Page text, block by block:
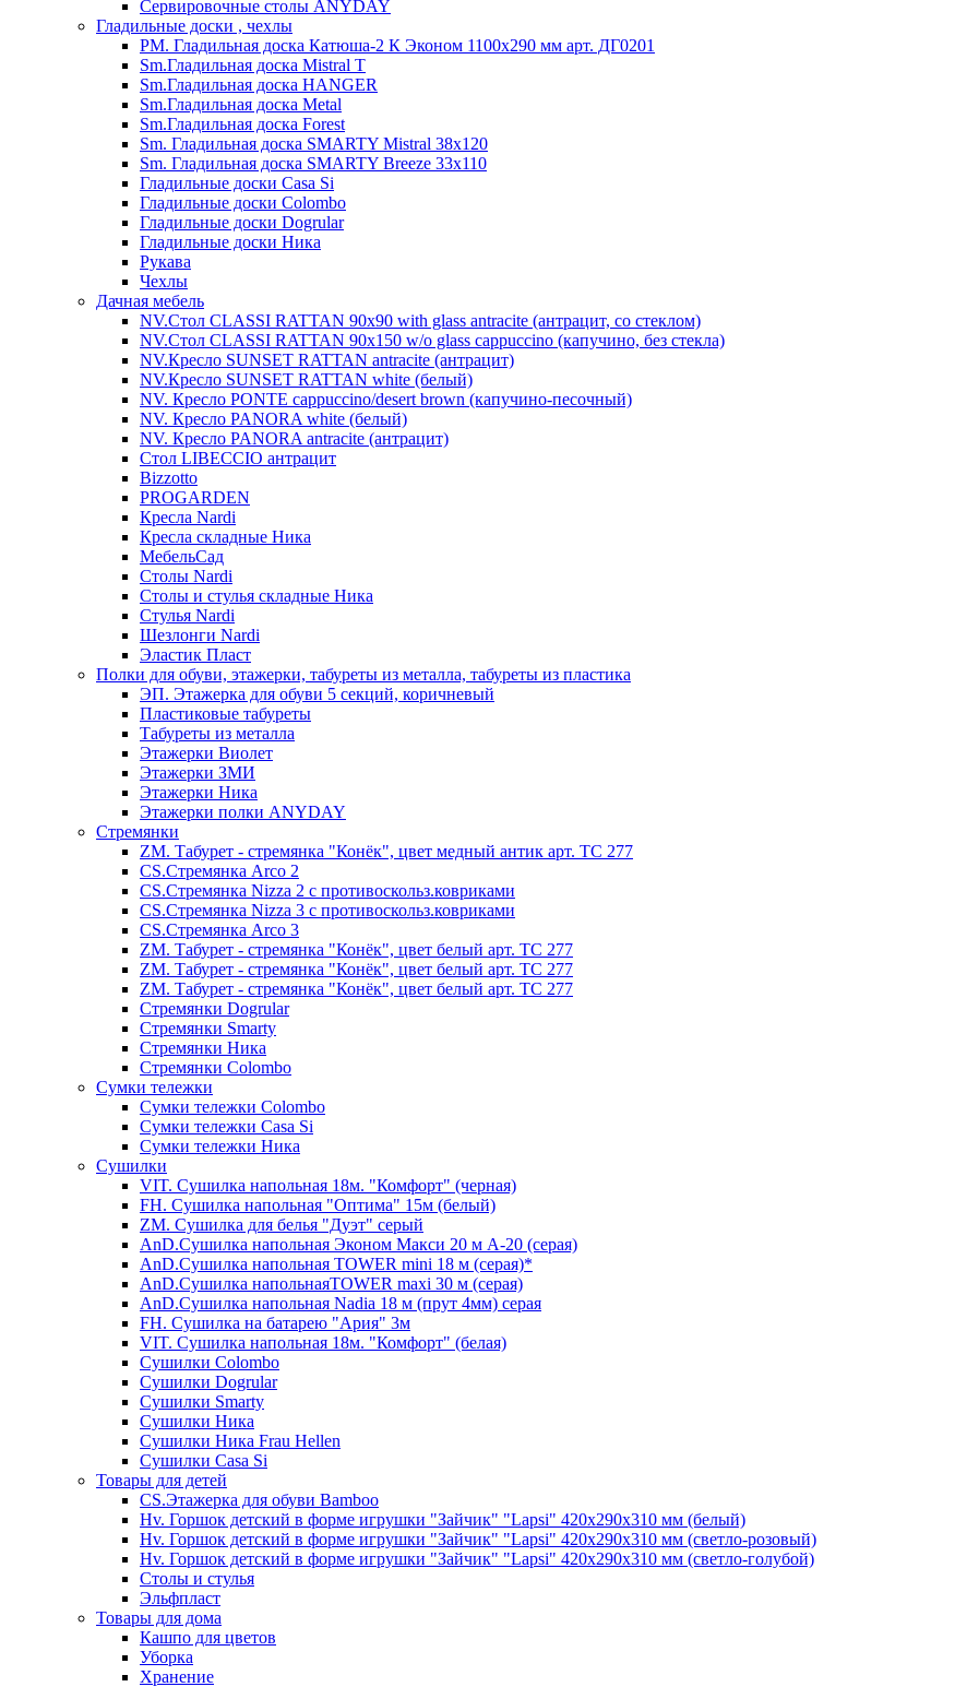
Сервировочные столы ANYDAY
Гладильные доски , чехлы
PM. Гладильная доска Катюша-2 К Эконом 1100х290 мм арт. ДГ0201
Sm.Гладильная доска Mistral T
Sm.Гладильная доска HANGER
Sm.Гладильная доска Metal
Sm.Гладильная доска Forest
Sm. Гладильная доска SMARTY Mistral 38x120
Sm. Гладильная доска SMARTY Breeze 33х110
Гладильные доски Casa Si
Гладильные доски Colombo
Гладильные доски Dogrular
Гладильные доски Ника
Рукава
Чехлы
Дачная мебель
NV.Стол CLASSI RATTAN 90х90 with glass antracite (антрацит, со стеклом)
NV.Стол CLASSI RATTAN 90х150 w/o glass cappuccino (капучино, без стекла)
NV.Кресло SUNSET RATTAN antracite (антрацит)
NV.Кресло SUNSET RATTAN white (белый)
NV. Кресло PONTE cappuccino/desert brown (капучино-песочный)
NV. Кресло PANORA white (белый)
NV. Кресло PANORA antracite (антрацит)
Стол LIBECCIO антрацит
Bizzotto
PROGARDEN
Кресла Nardi
Кресла складные Ника
МебельСад
Столы Nardi
Столы и стулья складные Ника
Стулья Nardi
Шезлонги Nardi
Эластик Пласт
Полки для обуви, этажерки, табуреты из металла, табуреты из пластика
ЭП. Этажерка для обуви 5 секций, коричневый
Пластиковые табуреты
Табуреты из металла
Этажерки Виолет
Этажерки ЗМИ
Этажерки Ника
Этажерки полки ANYDAY
Стремянки
ZM. Табурет - стремянка "Конёк", цвет медный антик арт. ТС 277
CS.Стремянка Arco 2
CS.Стремянка Nizza 2 с противоскольз.ковриками
CS.Стремянка Nizza 3 с противоскольз.ковриками
CS.Стремянка Arco 3
ZM. Табурет - стремянка "Конёк", цвет белый арт. ТС 277
ZM. Табурет - стремянка "Конёк", цвет белый арт. ТС 277
ZM. Табурет - стремянка "Конёк", цвет белый арт. ТС 277
Стремянки Dogrular
Стремянки Smarty
Стремянки Ника
Стремянки Сolombo
Сумки тележки
Сумки тележки Colombo
Сумки тележки Сasa Si
Сумки тележки Ника
Сушилки
VIT. Сушилка напольная 18м. "Комфорт" (черная)
FH. Сушилка напольная "Оптима" 15м (белый)
ZM. Сушилка для белья "Дуэт" серый
AnD.Сушилка напольная Эконом Макси 20 м А-20 (серая)
AnD.Сушилка напольная TOWER mini 18 м (серая)*
AnD.Сушилка напольнаяTOWER maxi 30 м (серая)
AnD.Сушилка напольная Nadia 18 м (прут 4мм) серая
FH. Сушилка на батарею "Ария" 3м
VIT. Сушилка напольная 18м. "Комфорт" (белая)
Cушилки Colombo
Сушилки Dogrular
Сушилки Smarty
Сушилки Ника
Сушилки Ника Frau Hellen
Сушилки Сasa Si
Товары для детей
CS.Этажерка для обуви Bamboo
Hv. Горшок детский в форме игрушки "Зайчик" "Lapsi" 420х290х310 мм (белый)
Hv. Горшок детский в форме игрушки "Зайчик" "Lapsi" 420х290х310 мм (светло-розовый)
Hv. Горшок детский в форме игрушки "Зайчик" "Lapsi" 420х290х310 мм (светло-голубой)
Столы и стулья
Эльфпласт
Товары для дома
Кашпо для цветов
Уборка
Хранение